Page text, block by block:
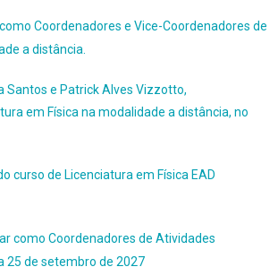
Coordenadores e Vice-Coordenadores de
a distância.
Santos e Patrick Alves Vizzotto,
em Física na modalidade a distância, no
curso de Licenciatura em Física EAD
como Coordenadores de Atividades
25 de setembro de 2027